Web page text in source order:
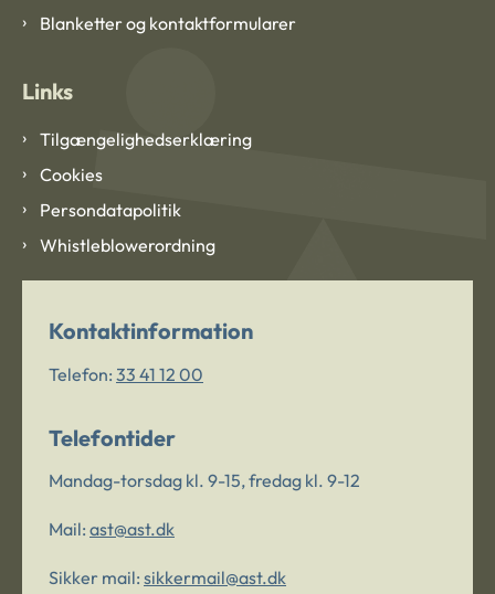
Blanketter og kontaktformularer
Links
Tilgængelighedserklæring
Cookies
Persondatapolitik
Whistleblowerordning
Kontaktinformation
Telefon: 33 41 12 00
Telefontider
Mandag-torsdag kl. 9-15, fredag kl. 9-12
Mail: ast@ast.dk
Sikker mail: sikkermail@ast.dk